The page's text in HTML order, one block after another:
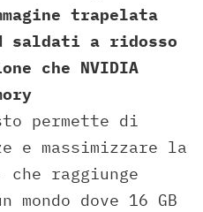
trapelata
saldati a ridosso
che NVIDIA
permette di
e massimizzare la
raggiunge
mondo dove 16 GB